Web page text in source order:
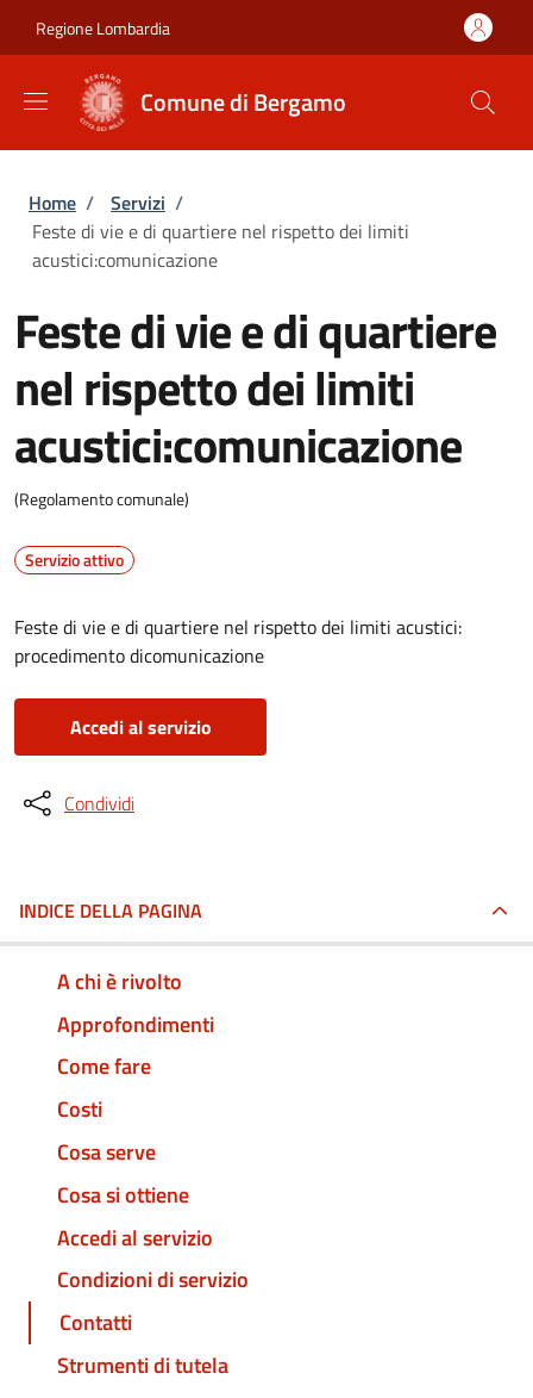
Regione Lombardia
Comune di Bergamo
Briciole di pane
Home / Servizi /
Feste di vie e di quartiere nel rispetto dei limiti
acustici:comunicazione
Feste di vie e di quartiere
nel rispetto dei limiti
acustici:comunicazione
(Regolamento comunale)
Servizio attivo
Feste di vie e di quartiere nel rispetto dei limiti acustici:
procedimento dicomunicazione
Accedi al servizio
Condividi
INDICE DELLA PAGINA
A chi è rivolto
Approfondimenti
Come fare
Costi
Cosa serve
Cosa si ottiene
Accedi al servizio
Condizioni di servizio
Contatti
Strumenti di tutela